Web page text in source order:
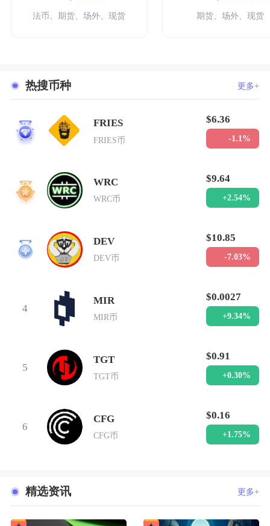
法币、期货、场外、现货 期货、场外、现货
热搜币种 更多+
1
FRIES
FRIES币
$6.36
-1.1%
2
WRC
WRC币
$9.64
+2.54%
3
DEV
DEV币
$10.85
-7.03%
4
MIR
MIR币
$0.0027
+9.34%
5
TGT
TGT币
$0.91
+0.30%
6
CFG
CFG币
$0.16
+1.75%
精选资讯 更多+